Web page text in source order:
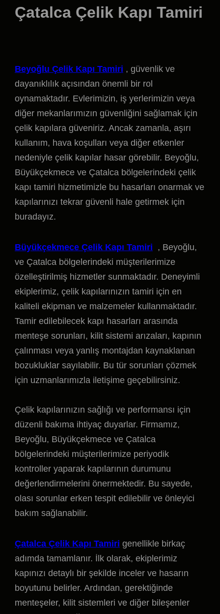
Çatalca Çelik Kapı Tamiri
Beyoğlu Çelik Kapı Tamiri , güvenlik ve
dayanıklılık açısından önemli bir rol
oynamaktadır. Evlerimizin, iş yerlerimizin veya
diğer mekanlarımızın güvenliğini sağlamak için
çelik kapılara güveniriz. Ancak zamanla, aşırı
kullanım, hava koşulları veya diğer etkenler
nedeniyle çelik kapılar hasar görebilir. Beyoğlu,
Büyükçekmece ve Çatalca bölgelerindeki çelik
kapı tamiri hizmetimizle bu hasarları onarmak ve
kapılarınızı tekrar güvenli hale getirmek için
buradayız.
Büyükçekmece Çelik Kapı Tamiri , Beyoğlu,
ve Çatalca bölgelerindeki müşterilerimize
özelleştirilmiş hizmetler sunmaktadır. Deneyimli
ekiplerimiz, çelik kapılarınızın tamiri için en
kaliteli ekipman ve malzemeler kullanmaktadır.
Tamir edilebilecek kapı hasarları arasında
menteşe sorunları, kilit sistemi arızaları, kapının
çalınması veya yanlış montajdan kaynaklanan
bozukluklar sayılabilir. Bu tür sorunları çözmek
için uzmanlarımızla iletişime geçebilirsiniz.
Çelik kapılarınızın sağlığı ve performansı için
düzenli bakıma ihtiyaç duyarlar. Firmamız,
Beyoğlu, Büyükçekmece ve Çatalca
bölgelerindeki müşterilerimize periyodik
kontroller yaparak kapılarının durumunu
değerlendirmelerini önermektedir. Bu sayede,
olası sorunlar erken tespit edilebilir ve önleyici
bakım sağlanabilir.
Çatalca Çelik Kapı Tamiri genellikle birkaç
adımda tamamlanır. İlk olarak, ekiplerimiz
kapınızı detaylı bir şekilde inceler ve hasarın
boyutunu belirler. Ardından, gerektiğinde
menteşeler, kilit sistemleri ve diğer bileşenler